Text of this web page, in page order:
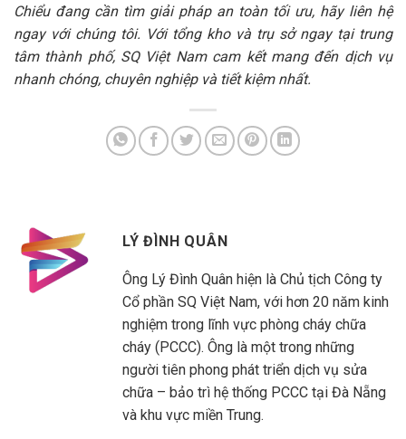
Chiểu đang cần tìm giải pháp an toàn tối ưu, hãy liên hệ
ngay với chúng tôi. Với tổng kho và trụ sở ngay tại trung
tâm thành phố, SQ Việt Nam cam kết mang đến dịch vụ
nhanh chóng, chuyên nghiệp và tiết kiệm nhất.
LÝ ĐÌNH QUÂN
Ông Lý Đình Quân hiện là Chủ tịch Công ty
Cổ phần SQ Việt Nam, với hơn 20 năm kinh
nghiệm trong lĩnh vực phòng cháy chữa
cháy (PCCC). Ông là một trong những
người tiên phong phát triển dịch vụ sửa
chữa – bảo trì hệ thống PCCC tại Đà Nẵng
và khu vực miền Trung.